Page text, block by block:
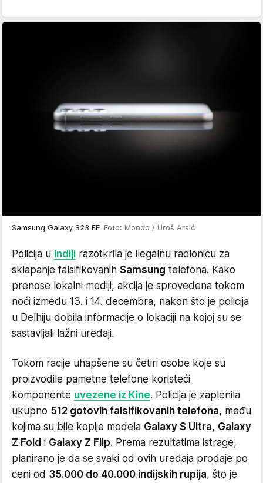
Samsung Galaxy S23 FE Foto: Mondo / Uroš Arsić
Policija u Indiji razotkrila je ilegalnu radionicu za
sklapanje falsifikovanih Samsung telefona. Kako
prenose lokalni mediji, akcija je sprovedena tokom
noći između 13. i 14. decembra, nakon što je policija
u Delhiju dobila informacije o lokaciji na kojoj su se
sastavljali lažni uređaji.
Tokom racije uhapšene su četiri osobe koje su
proizvodile pametne telefone koristeći
komponente uvezene iz Kine. Policija je zaplenila
ukupno 512 gotovih falsifikovanih telefona, među
kojima su bile kopije modela Galaxy S Ultra, Galaxy
Z Fold i Galaxy Z Flip. Prema rezultatima istrage,
planirano je da se svaki od ovih uređaja prodaje po
ceni od 35.000 do 40.000 indijskih rupija, što je